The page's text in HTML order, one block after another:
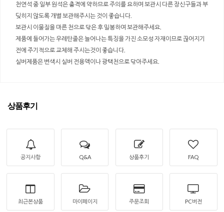
천연석 중 일부 원석은 충격에 약하므로 주의를 요하며 보관시 다른 장신구들과 부
딪히지 않도록 개별 보관해주시는 것이 좋습니다.
보관시 이물질을 마른 천으로 닦은 후 밀봉하여 보관해주세요.
제품에 들어가는 우레탄줄은 늘어나는 특징을 가진 소모성 자재이므로 끊어지기
전에 주기적으로 교체해 주시는것이 좋습니다.
실버제품은 변색시 실버 전용액이나 광택천으로 닦아주세요.
상품후기
공지사항 Q&A 상품후기 FAQ
최근본상품 마이페이지 주문조회 PC버전